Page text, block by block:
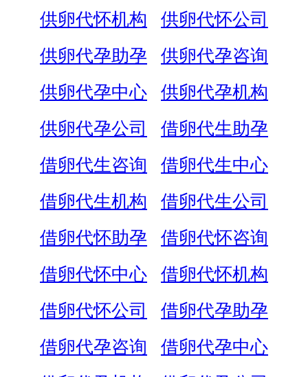
供卵代怀机构
供卵代怀公司
供卵代孕助孕
供卵代孕咨询
供卵代孕中心
供卵代孕机构
供卵代孕公司
借卵代生助孕
借卵代生咨询
借卵代生中心
借卵代生机构
借卵代生公司
借卵代怀助孕
借卵代怀咨询
借卵代怀中心
借卵代怀机构
借卵代怀公司
借卵代孕助孕
借卵代孕咨询
借卵代孕中心